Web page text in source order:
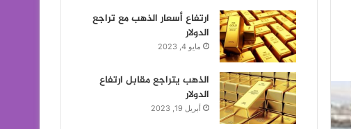
ارتفاع أسعار الذهب مع تراجع
الدولار
مايو 4, 2023
الذهب يتراجع مقابل ارتفاع
الدولار
أبريل 19, 2023